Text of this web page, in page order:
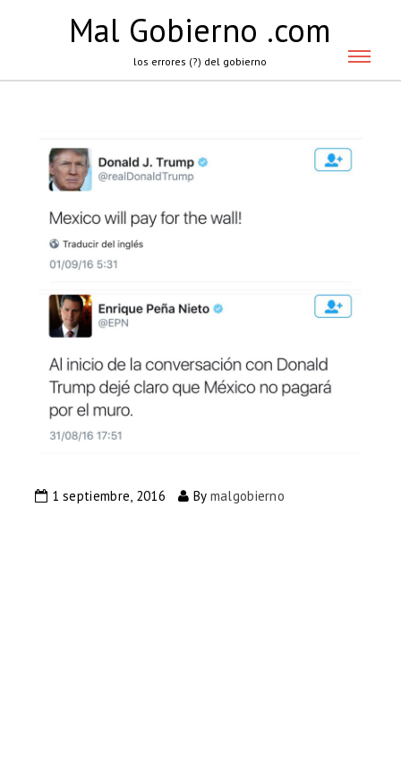
Mal Gobierno .com
los errores (?) del gobierno
1 septiembre, 2016 By malgobierno